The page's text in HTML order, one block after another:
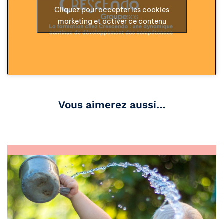
Cliquez pour accepter les cookies
marketing et activer ce contenu
Vous aimerez aussi…